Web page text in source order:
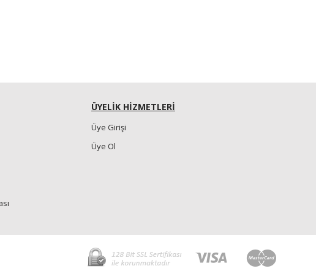
ÜYELİK HİZMETLERİ
Üye Girişi
Üye Ol